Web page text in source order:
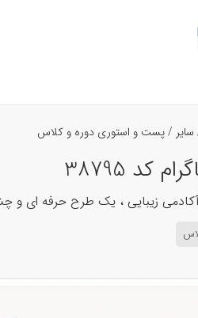
سایر /پست و استوری دوره و کلاس
کد 38795
آکادمی زیبایی ، یک طرح حرفه ای